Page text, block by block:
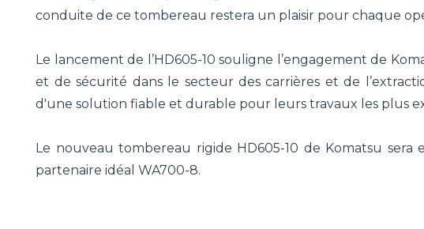
conduite de ce tombereau restera un plaisir pour chaque
Le lancement de l’HD605-10 souligne l’engagement de
et de sécurité dans le secteur des carrières et de
d'une solution fiable et durable pour leurs travaux les plus
Le nouveau tombereau rigide HD605-10 de Komatsu sera
partenaire idéal WA700-8.